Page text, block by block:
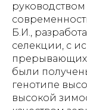
Б.И.,
селекции, с
были
генотипе
высокой